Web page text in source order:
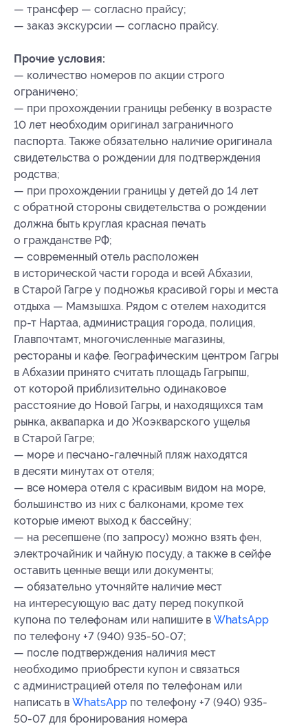
— трансфер — согласно прайсу;
— заказ экскурсии — согласно прайсу.
Прочие условия:
— количество номеров по акции строго
ограничено;
— при прохождении границы ребенку в возрасте
10 лет необходим оригинал заграничного
паспорта. Также обязательно наличие оригинала
свидетельства о рождении для подтверждения
родства;
— при прохождении границы у детей до 14 лет
с обратной стороны свидетельства о рождении
должна быть круглая красная печать
о гражданстве РФ;
— современный отель расположен
в исторической части города и всей Абхазии,
в Старой Гагре у подножья красивой горы и места
отдыха — Мамзышха. Рядом с отелем находится
пр-т Нартаа, администрация города, полиция,
Главпочтамт, многочисленные магазины,
рестораны и кафе. Географическим центром Гагры
в Абхазии принято считать площадь Гагрыпш,
от которой приблизительно одинаковое
расстояние до Новой Гагры, и находящихся там
рынка, аквапарка и до Жоэкварского ущелья
в Старой Гагре;
— море и песчано-галечный пляж находятся
в десяти минутах от отеля;
— все номера отеля с красивым видом на море,
большинство из них с балконами, кроме тех
которые имеют выход к бассейну;
— на ресепшене (по запросу) можно взять фен,
электрочайник и чайную посуду, а также в сейфе
оставить ценные вещи или документы;
— обязательно уточняйте наличие мест
на интересующую вас дату перед покупкой
купона по телефонам или напишите в WhatsApp
по телефону +7 (940) 935-50-07;
— после подтверждения наличия мест
необходимо приобрести купон и связаться
с администрацией отеля по телефонам или
написать в WhatsApp по телефону +7 (940) 935-
50-07 для бронирования номера